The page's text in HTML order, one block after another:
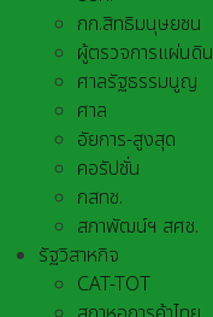
กก.สิทธิมนุษยชน
ผู้ตรวจการแผ่นดิน
ศาลรัฐธรรมนูญ
ศาล
อัยการ-สูงสุด
คอรัปชั่น
กสทช.
สภาพัฒน์ฯ สศช.
รัฐวิสาหกิจ
CAT-TOT